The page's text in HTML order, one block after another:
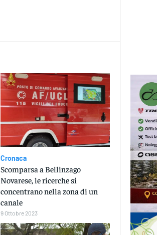
Cronaca
Scomparsa a Bellinzago
Novarese, le ricerche si
concentrano nella zona di un
canale
9 Ottobre 2023